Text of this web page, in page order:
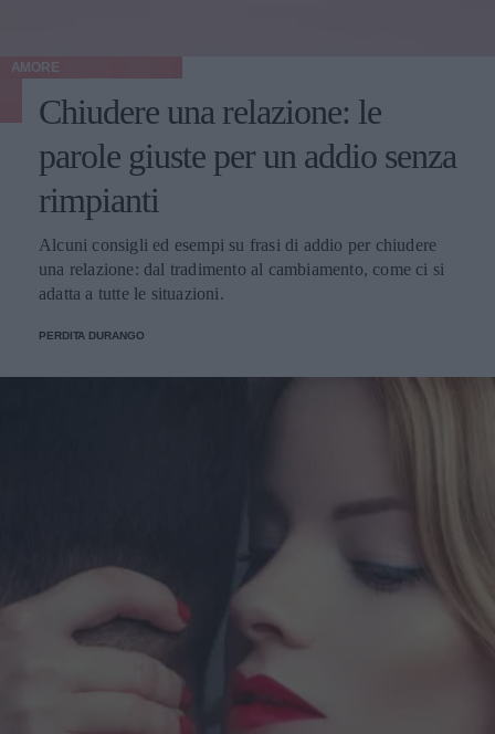
AMORE
Chiudere una relazione: le
parole giuste per un addio senza
rimpianti
Alcuni consigli ed esempi su frasi di addio per chiudere
una relazione: dal tradimento al cambiamento, come ci si
adatta a tutte le situazioni.
PERDITA DURANGO